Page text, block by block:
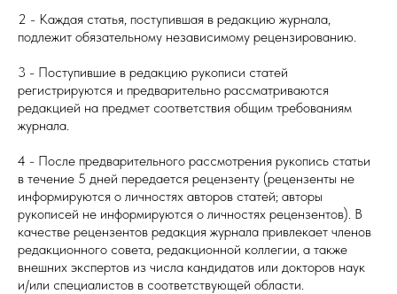
2 - Каждая статья, поступившая в редакцию журнала,
подлежит обязательному независимому рецензированию.
3 - Поступившие в редакцию рукописи статей
регистрируются и предварительно рассматриваются
редакцией на предмет соответствия общим требованиям
журнала.
4 - После предварительного рассмотрения рукопись статьи
в течение 5 дней передается рецензенту (рецензенты не
информируются о личностях авторов статей; авторы
рукописей не информируются о личностях рецензентов). В
качестве рецензентов редакция журнала привлекает членов
редакционного совета, редакционной коллегии, а также
внешних экспертов из числа кандидатов или докторов наук
и/или специалистов в соответствующей области.